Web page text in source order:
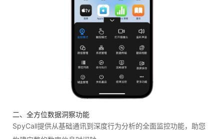
二、全方位数据洞察功能
SpyCall提供从基础通讯到深度行为分析的全面监控功能，助您